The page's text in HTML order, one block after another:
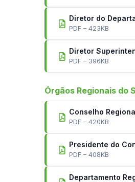
Diretor do
PDF – 423KB
Diretor
PDF – 396KB
Órgãos Regionais do
Conselho
PDF – 420KB
Presidente do
PDF – 408KB
Departamento